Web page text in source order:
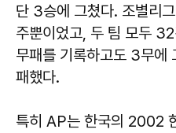
단 3승에 그쳤다. 조별리
주뿐이었고, 두 팀 모두
무패를 기록하고도 3무에
패했다.
특히 AP는 한국의 2002